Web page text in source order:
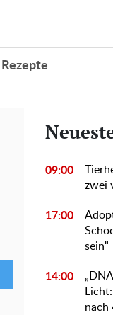
Rezepte
09:00
zwei
17:00
sein"
14:00
nach